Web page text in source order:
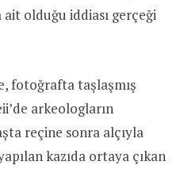
ait olduğu iddiası gerçeği
fotoğrafta taşlaşmış
arkeologların
reçine sonra alçıyla
kazıda ortaya çıkan